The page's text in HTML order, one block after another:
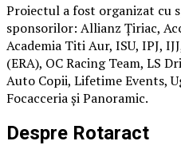
Proiectul a fost organizat cu
sponsorilor: Allianz Țiriac,
Academia Titi Aur, ISU, IPJ,
(ERA), OC Racing Team, LS
Auto Copii, Lifetime Events,
Focacceria și Panoramic.
Despre Rotaract